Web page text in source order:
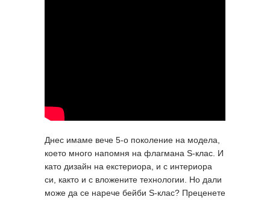
Днес имаме вече 5-о поколение на модела,
което много напомня на флагмана S-клас. И
като дизайн на екстериора, и с интериора
си, както и с вложените технологии. Но дали
може да се нарече бейби S-клас? Преценете